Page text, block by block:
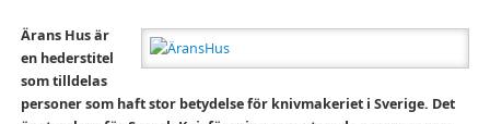
Ärans Hus är
en hederstitel
som tilldelas
personer som haft stor betydelse för knivmakeriet i Sverige. Det